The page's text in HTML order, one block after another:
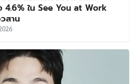
ใน See You at Work
สาน